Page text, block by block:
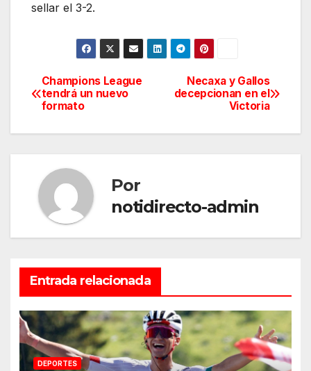
sellar el 3-2.
Navegación
de
Necaxa y Gallos
decepcionan en el
Victoria
Champions League
tendrá un nuevo
formato
Por
notidirecto-admin
Entrada relacionada
DEPORTES